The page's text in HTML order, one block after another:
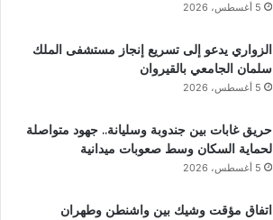
5 أغسطس، 2026
الزواري يدعو إلى تسريع إنجاز مستشفى الملك
سلمان الجامعي بالقيروان
5 أغسطس، 2026
حريق غابات بين جندوبة وسليانة.. جهود متواصلة
لحماية السكان وسط صعوبات ميدانية
5 أغسطس، 2026
اتفاق مؤقت وشيك بين واشنطن وطهران